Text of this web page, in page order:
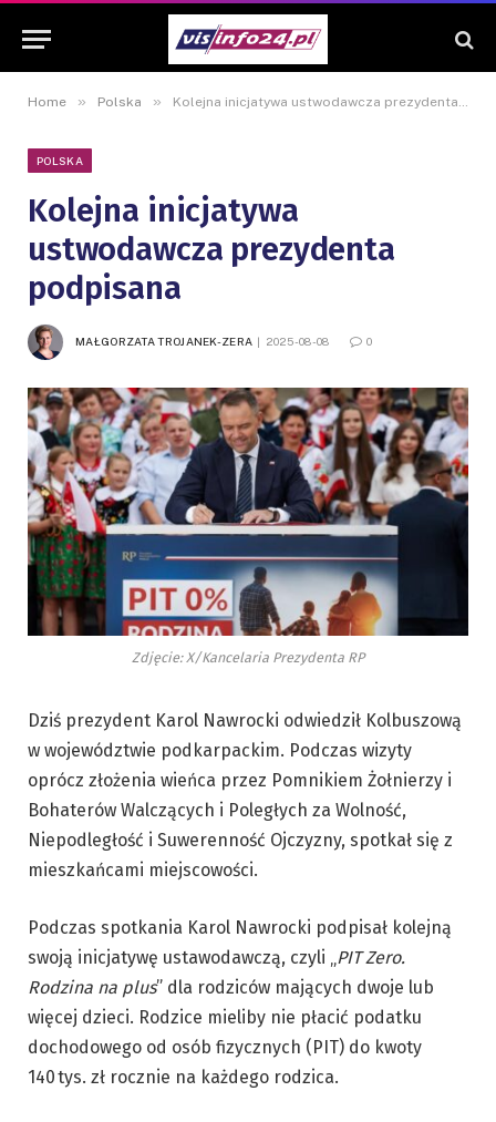
Home » Polska » Kolejna inicjatywa ustwodawcza prezydenta podpisana
POLSKA
Kolejna inicjatywa
ustwodawcza prezydenta
podpisana
MAŁGORZATA TROJANEK-ZERA 2025-08-08 0
Zdjęcie: X/Kancelaria Prezydenta RP
Dziś prezydent Karol Nawrocki odwiedził Kolbuszową
w województwie podkarpackim. Podczas wizyty
oprócz złożenia wieńca przez Pomnikiem Żołnierzy i
Bohaterów Walczących i Poległych za Wolność,
Niepodległość i Suwerenność Ojczyzny, spotkał się z
mieszkańcami miejscowości.
Podczas spotkania Karol Nawrocki podpisał kolejną
swoją inicjatywę ustawodawczą, czyli „
PIT Zero.
Rodzina na plus” dla rodziców mających dwoje lub
więcej dzieci. Rodzice mieliby nie płacić podatku
dochodowego od osób fizycznych (PIT) do kwoty
140 tys. zł rocznie na każdego rodzica.